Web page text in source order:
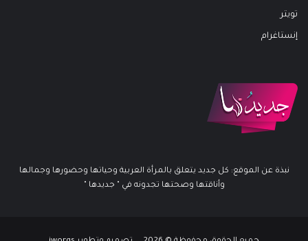
تويتر
إنستاغرام
نبذة عن الموقع: كل جديد يتعلق بالمرأة العربية وحياتها وحضورها وجمالها
وأناقتها وصحتها تجدونه في " جديدها "